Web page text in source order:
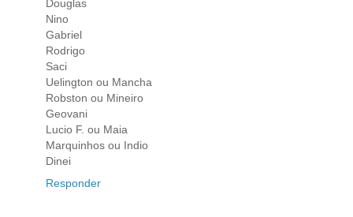
Douglas
Nino
Gabriel
Rodrigo
Saci
Uelington ou Mancha
Robston ou Mineiro
Geovani
Lucio F. ou Maia
Marquinhos ou Indio
Dinei
Responder